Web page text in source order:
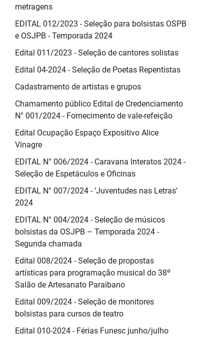
metragens
EDITAL 012/2023 - Seleção para bolsistas OSPB
e OSJPB - Temporada 2024
Edital 011/2023 - Seleção de cantores solistas
Edital 04-2024 - Seleção de Poetas Repentistas
Cadastramento de artistas e grupos
Chamamento público Edital de Credenciamento
N° 001/2024 - Fornecimento de vale-refeição
Edital Ocupação Espaço Expositivo Alice
Vinagre
EDITAL N° 006/2024 - Caravana Interatos 2024 -
Seleção de Espetáculos e Oficinas
EDITAL N° 007/2024 - ‘Juventudes nas Letras’
2024
EDITAL N° 004/2024 - Seleção de músicos
bolsistas da OSJPB – Temporada 2024 -
Segunda chamada
Edital 008/2024 - Seleção de propostas
artísticas para programação musical do 38º
Salão de Artesanato Paraibano
Edital 009/2024 - Seleção de monitores
bolsistas para cursos de teatro
Edital 010-2024 - Férias Funesc junho/julho